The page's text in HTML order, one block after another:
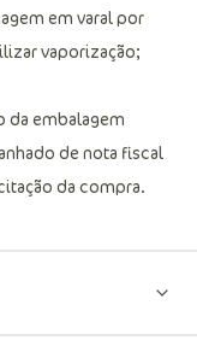
em varal por
vaporização;
da embalagem
de nota fiscal
da compra.